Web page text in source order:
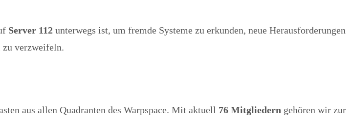
Server 112 unterwegs ist, um fremde Systeme zu erkunden, neue Herausforderungen
zu verzweifeln.
aus allen Quadranten des Warpspace. Mit aktuell 76 Mitgliedern gehören wir zur